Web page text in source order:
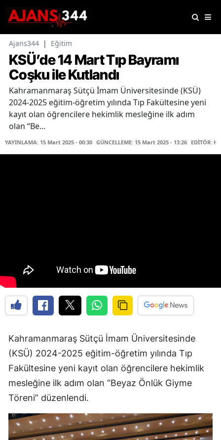
Ajans344 | Eğitim
KSÜ’de 14 Mart Tıp Bayramı
Coşku ile Kutlandı
Kahramanmaraş Sütçü İmam Üniversitesinde (KSÜ)
2024-2025 eğitim-öğretim yılında Tıp Fakültesine yeni
kayıt olan öğrencilere hekimlik mesleğine ilk adım
olan “Be...
YAYINLAMA: 15 Mart 2025 - 00:30 GÜNCELLEME: 15 Mart 2025 - 13:26 EDİTÖR:
Kahramanmaraş Sütçü İmam Üniversitesinde
(KSÜ) 2024-2025 eğitim-öğretim yılında Tıp
Fakültesine yeni kayıt olan öğrencilere hekimlik
mesleğine ilk adım olan “Beyaz Önlük Giyme
Töreni” düzenlendi.